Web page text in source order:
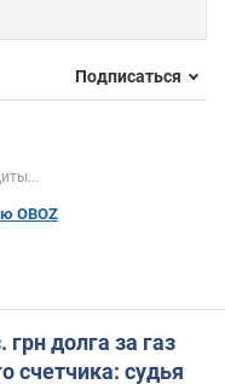
Подписаться
OBOZ
долга за газ
счетчика: судья